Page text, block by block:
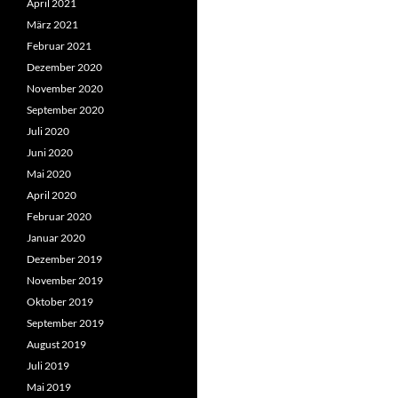
April 2021
März 2021
Februar 2021
Dezember 2020
November 2020
September 2020
Juli 2020
Juni 2020
Mai 2020
April 2020
Februar 2020
Januar 2020
Dezember 2019
November 2019
Oktober 2019
September 2019
August 2019
Juli 2019
Mai 2019